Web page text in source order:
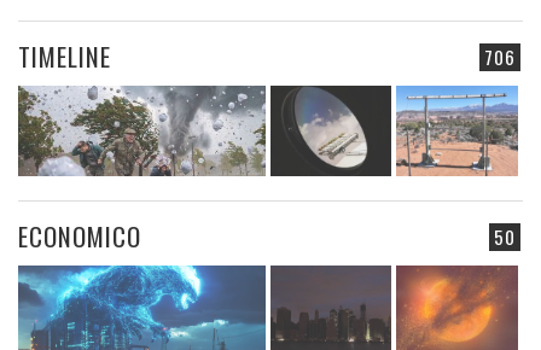
706
TIMELINE
50
ECONOMICO